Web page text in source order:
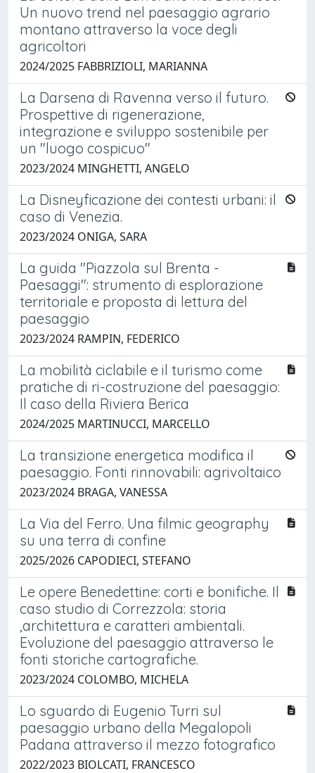
Un nuovo trend nel paesaggio agrario
montano attraverso la voce degli
agricoltori
2024/2025 FABBRIZIOLI, MARIANNA
La Darsena di Ravenna verso il futuro.
Prospettive di rigenerazione,
integrazione e sviluppo sostenibile per
un "luogo cospicuo"
2023/2024 MINGHETTI, ANGELO
La Disneyficazione dei contesti urbani: il
caso di Venezia.
2023/2024 ONIGA, SARA
La guida "Piazzola sul Brenta -
Paesaggi": strumento di esplorazione
territoriale e proposta di lettura del
paesaggio
2023/2024 RAMPIN, FEDERICO
La mobilità ciclabile e il turismo come
pratiche di ri-costruzione del paesaggio:
Il caso della Riviera Berica
2024/2025 MARTINUCCI, MARCELLO
La transizione energetica modifica il
paesaggio. Fonti rinnovabili: agrivoltaico
2023/2024 BRAGA, VANESSA
La Via del Ferro. Una filmic geography
su una terra di confine
2025/2026 CAPODIECI, STEFANO
Le opere Benedettine: corti e bonifiche. Il
caso studio di Correzzola: storia
,architettura e caratteri ambientali.
Evoluzione del paesaggio attraverso le
fonti storiche cartografiche.
2023/2024 COLOMBO, MICHELA
Lo sguardo di Eugenio Turri sul
paesaggio urbano della Megalopoli
Padana attraverso il mezzo fotografico
2022/2023 BIOLCATI, FRANCESCO